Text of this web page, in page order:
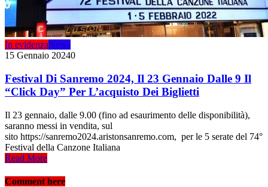
In evidenzaNews
15 Gennaio 20240
Festival Di Sanremo 2024, Il 23 Gennaio Dalle 9 Il
“Click Day” Per L’acquisto Dei Biglietti
Il 23 gennaio, dalle 9.00 (fino ad esaurimento delle disponibilità),
saranno messi in vendita, sul
sito https://sanremo2024.aristonsanremo.com, per le 5 serate del 74°
Festival della Canzone Italiana
Read More
Comment here